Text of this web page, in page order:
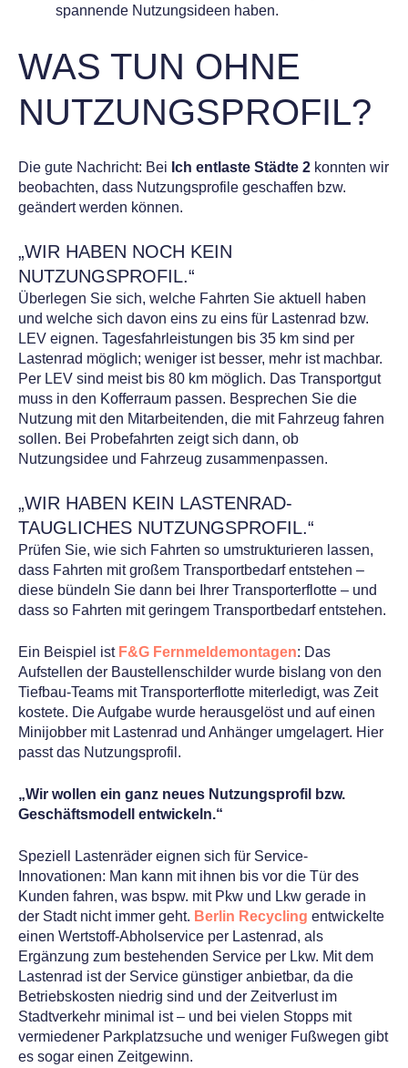
spannende Nutzungsideen haben.
WAS TUN OHNE
NUTZUNGSPROFIL?
Die gute Nachricht: Bei Ich entlaste Städte 2 konnten wir
beobachten, dass Nutzungsprofile geschaffen bzw.
geändert werden können.
„WIR HABEN NOCH KEIN
NUTZUNGSPROFIL.“
Überlegen Sie sich, welche Fahrten Sie aktuell haben
und welche sich davon eins zu eins für Lastenrad bzw.
LEV eignen. Tagesfahrleistungen bis 35 km sind per
Lastenrad möglich; weniger ist besser, mehr ist machbar.
Per LEV sind meist bis 80 km möglich. Das Transportgut
muss in den Kofferraum passen. Besprechen Sie die
Nutzung mit den Mitarbeitenden, die mit Fahrzeug fahren
sollen. Bei Probefahrten zeigt sich dann, ob
Nutzungsidee und Fahrzeug zusammenpassen.
„WIR HABEN KEIN LASTENRAD-
TAUGLICHES NUTZUNGSPROFIL.“
Prüfen Sie, wie sich Fahrten so umstrukturieren lassen,
dass Fahrten mit großem Transportbedarf entstehen –
diese bündeln Sie dann bei Ihrer Transporterflotte – und
dass so Fahrten mit geringem Transportbedarf entstehen.
Ein Beispiel ist F&G Fernmeldemontagen: Das
Aufstellen der Baustellenschilder wurde bislang von den
Tiefbau-Teams mit Transporterflotte miterledigt, was Zeit
kostete. Die Aufgabe wurde herausgelöst und auf einen
Minijobber mit Lastenrad und Anhänger umgelagert. Hier
passt das Nutzungsprofil.
„Wir wollen ein ganz neues Nutzungsprofil bzw.
Geschäftsmodell entwickeln.“
Speziell Lastenräder eignen sich für Service-
Innovationen: Man kann mit ihnen bis vor die Tür des
Kunden fahren, was bspw. mit Pkw und Lkw gerade in
der Stadt nicht immer geht. Berlin Recycling entwickelte
einen Wertstoff-Abholservice per Lastenrad, als
Ergänzung zum bestehenden Service per Lkw. Mit dem
Lastenrad ist der Service günstiger anbietbar, da die
Betriebskosten niedrig sind und der Zeitverlust im
Stadtverkehr minimal ist – und bei vielen Stopps mit
vermiedener Parkplatzsuche und weniger Fußwegen gibt
es sogar einen Zeitgewinn.